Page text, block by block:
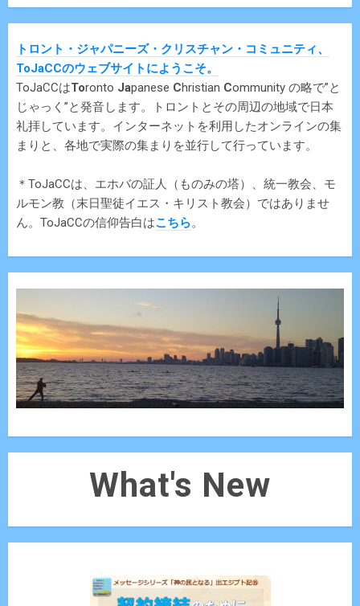
トロント・ジャパニーズ・クリスチャン・コミュニティ、
ToJaCCのウェブサイトにようこそ。
ToJaCCはToronto Japanese Christian Community の略で”と
じゃっく”と発音します。トロントとその周辺の地域で日本
礼拝しています。インターネットを利用したオンラインの集
まりと、各地で実際の集まりを並行して行っています。
＊ToJaCCは、エホバの証人（ものみの塔）、統一教会、モ
ルモン教（末日聖徒イエス・キリスト教会）ではありませ
ん。ToJaCCの信仰告白はこちら。
What's New